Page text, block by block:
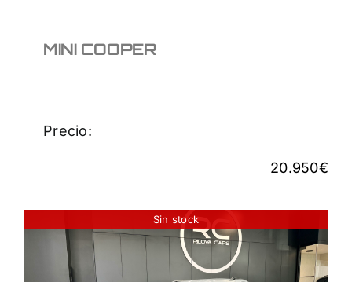
MINI COOPER
Precio:
20.950€
Sin stock